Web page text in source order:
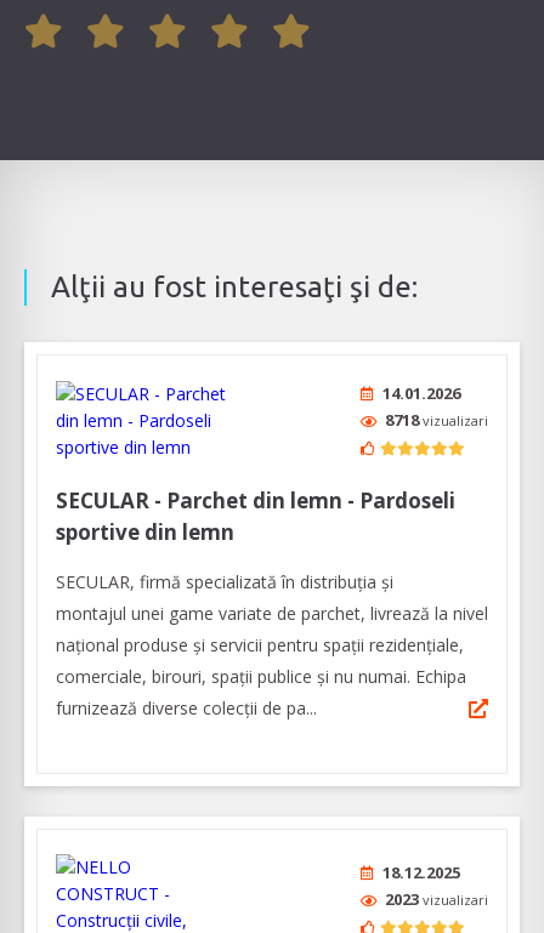
Alţii au fost interesaţi şi de:
14.01.2026
8718vizualizari
SECULAR - Parchet din lemn - Pardoseli
sportive din lemn
SECULAR, firmă specializată în distribuția și
montajul unei game variate de parchet, livrează la nivel
național produse și servicii pentru spații rezidenţiale,
comerciale, birouri, spații publice şi nu numai. Echipa
furnizează diverse colecţii de pa...
18.12.2025
2023 vizualizari